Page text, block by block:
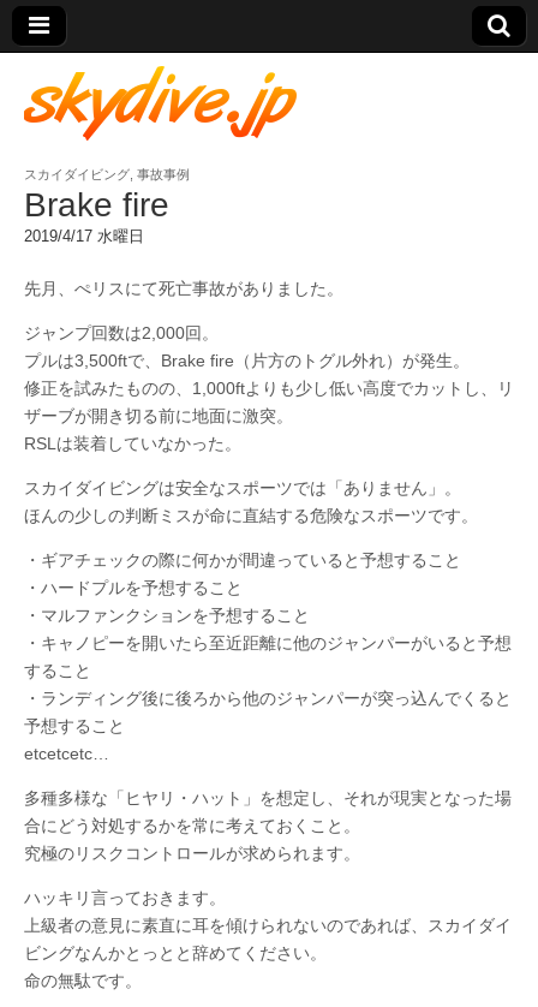
skydive.jp
スカイダイビング 事故事例
Brake fire
2019/4/17 水曜日
先月、ぺリスにて死亡事故がありました。
ジャンプ回数は2,000回。
プルは3,500ftで、Brake fire（片方のトグル外れ）が発生。
修正を試みたものの、1,000ftよりも少し低い高度でカットし、リ
ザーブが開き切る前に地面に激突。
RSLは装着していなかった。
スカイダイビングは安全なスポーツでは「ありません」。
ほんの少しの判断ミスが命に直結する危険なスポーツです。
・ギアチェックの際に何かが間違っていると予想すること
・ハードプルを予想すること
・マルファンクションを予想すること
・キャノピーを開いたら至近距離に他のジャンパーがいると予想
すること
・ランディング後に後ろから他のジャンパーが突っ込んでくると
予想すること
etcetcetc…
多種多様な「ヒヤリ・ハット」を想定し、それが現実となった場
合にどう対処するかを常に考えておくこと。
究極のリスクコントロールが求められます。
ハッキリ言っておきます。
上級者の意見に素直に耳を傾けられないのであれば、スカイダイ
ビングなんかとっとと辞めてください。
命の無駄です。